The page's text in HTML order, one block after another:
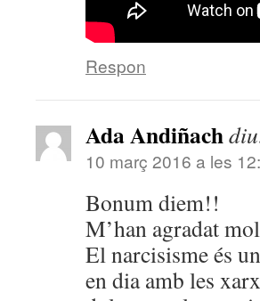
Respon
Ada Andiñach
10 març 2016 a les
Bonum diem!!
M’han agradat
El narcisisme és
en dia amb les